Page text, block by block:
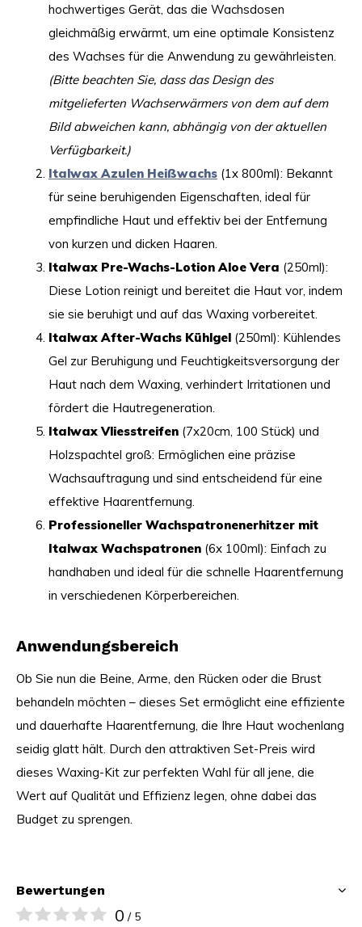
hochwertiges Gerät, das die Wachsdosen
gleichmäßig erwärmt, um eine optimale Konsistenz
des Wachses für die Anwendung zu gewährleisten.
(Bitte beachten Sie, dass das Design des
mitgelieferten Wachserwärmers von dem auf dem
Bild abweichen kann, abhängig von der aktuellen
Verfügbarkeit.)
Italwax Azulen Heißwachs (1x 800ml): Bekannt
für seine beruhigenden Eigenschaften, ideal für
empfindliche Haut und effektiv bei der Entfernung
von kurzen und dicken Haaren.
Italwax Pre-Wachs-Lotion Aloe Vera (250ml):
Diese Lotion reinigt und bereitet die Haut vor, indem
sie sie beruhigt und auf das Waxing vorbereitet.
Italwax After-Wachs Kühlgel (250ml): Kühlendes
Gel zur Beruhigung und Feuchtigkeitsversorgung der
Haut nach dem Waxing, verhindert Irritationen und
fördert die Hautregeneration.
Italwax Vliesstreifen (7x20cm, 100 Stück) und
Holzspachtel groß: Ermöglichen eine präzise
Wachsauftragung und sind entscheidend für eine
effektive Haarentfernung.
Professioneller Wachspatronenerhitzer mit
Italwax Wachspatronen (6x 100ml): Einfach zu
handhaben und ideal für die schnelle Haarentfernung
in verschiedenen Körperbereichen.
Anwendungsbereich
Ob Sie nun die Beine, Arme, den Rücken oder die Brust
behandeln möchten – dieses Set ermöglicht eine effiziente
und dauerhafte Haarentfernung, die Ihre Haut wochenlang
seidig glatt hält. Durch den attraktiven Set-Preis wird
dieses Waxing-Kit zur perfekten Wahl für all jene, die
Wert auf Qualität und Effizienz legen, ohne dabei das
Budget zu sprengen.
Bewertungen
0 / 5